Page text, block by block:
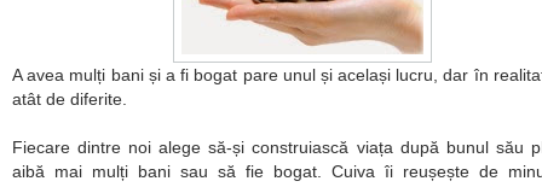
A avea mulți bani și a fi bogat pare unul și același lucru, dar în
atât de diferite.
Fiecare dintre noi alege să-și construiască viața după bunul său
aibă mai mulți bani sau să fie bogat. Cuiva îi reușește de